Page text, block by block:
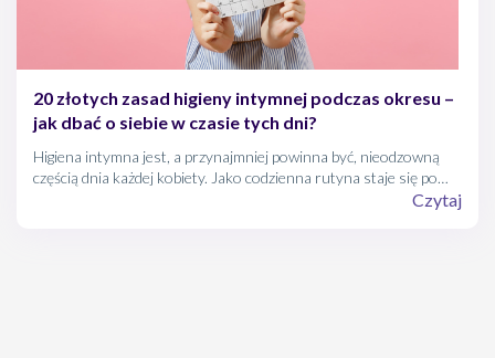
20 złotych zasad higieny intymnej podczas okresu –
jak dbać o siebie w czasie tych dni?
Higiena intymna jest, a przynajmniej powinna być, nieodzowną
częścią dnia każdej kobiety. Jako codzienna rutyna staje się po
Czytaj